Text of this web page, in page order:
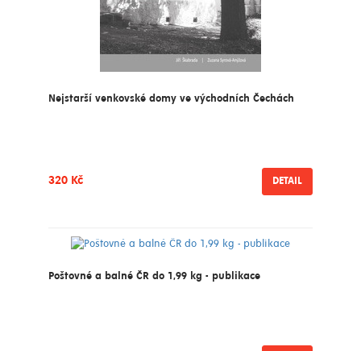
Nejstarší venkovské domy ve východních Čechách
320 Kč DETAIL
Poštovné a balné ČR do 1,99 kg - publikace